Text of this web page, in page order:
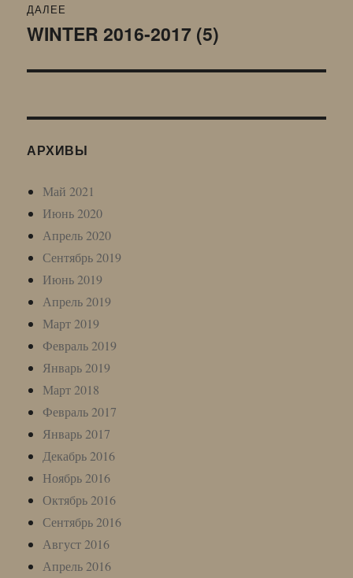
ДАЛЕЕ
Следующая
WINTER 2016-2017 (5)
АРХИВЫ
Май 2021
Июнь 2020
Апрель 2020
Сентябрь 2019
Июнь 2019
Апрель 2019
Март 2019
Февраль 2019
Январь 2019
Март 2018
Февраль 2017
Январь 2017
Декабрь 2016
Ноябрь 2016
Октябрь 2016
Сентябрь 2016
Август 2016
Апрель 2016